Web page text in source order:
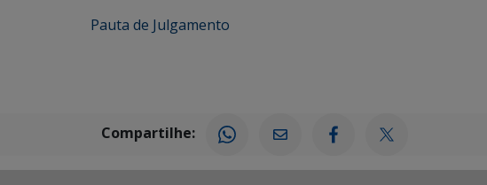
Pauta de Julgamento
Compartilhe: